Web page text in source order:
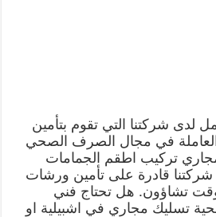
لدى شركتنا التي تقوم بتأمين
في مجال الصرف الصحي
تركيب اطقم الجمامات
شركتنا قادرة على تأمين ورشات
تشاؤون. هل تحتاج فني
تسليك مجاري في اشبيلية او